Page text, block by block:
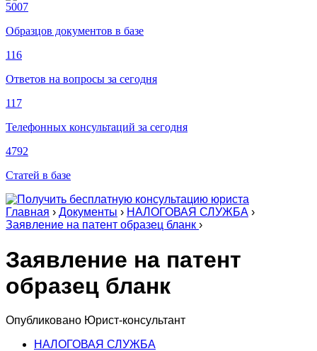
5007
Образцов документов в базе
116
Ответов на вопросы за сегодня
117
Телефонных консультаций за сегодня
4792
Статей в базе
Главная › Документы › НАЛОГОВАЯ СЛУЖБА ›
Заявление на патент образец бланк ›
Заявление на патент
образец бланк
Опубликовано Юрист-консультант
НАЛОГОВАЯ СЛУЖБА